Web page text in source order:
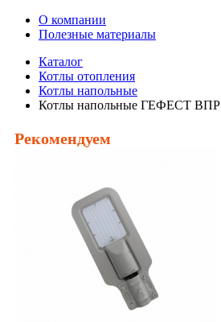
О компании
Полезные материалы
Каталог
Котлы отопления
Котлы напольные
Котлы напольные ГЕФЕСТ ВПР
Рекомендуем